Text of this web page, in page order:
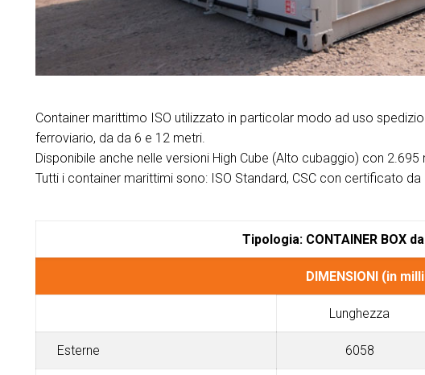
Container marittimo ISO utilizzato in particolar modo ad uso
ferroviario, da da 6 e 12 metri.
Disponibile anche nelle versioni High Cube (Alto cubaggio) con 2.695
Tutti i container marittimi sono: ISO Standard, CSC con certificato
Tipologia: CONTAINER BOX da
DIMENSIONI (in
Lunghezza
Esterne 6058